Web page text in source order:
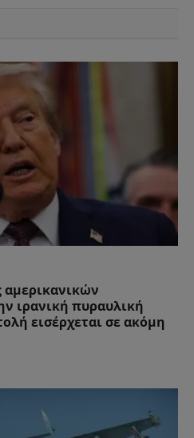
αμερικανικών
ιρανική πυραυλική
εισέρχεται σε ακόμη